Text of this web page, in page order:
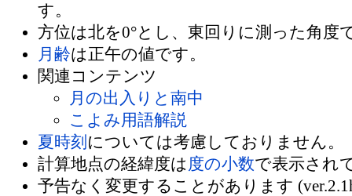
す。
方位は北を0°とし、東回りに測った角度
月齢は正午の値です。
関連コンテンツ
月の出入りと南中
こよみ用語解説
夏時刻 については考慮しておりません。
計算地点の経緯度は 度の小数で表示され
予告なく変更することがあります